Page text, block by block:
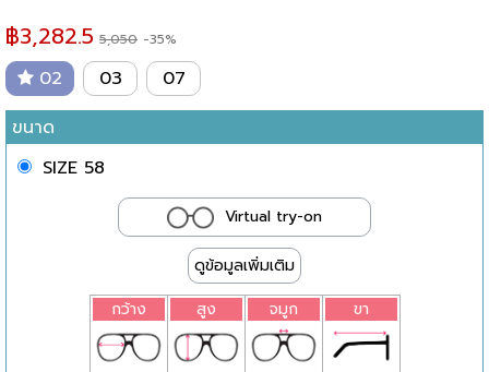
฿3,282.5 5,050 -35%
02 03
07
ขนาด
SIZE 58
Virtual try-on
ดูข้อมูลเพิ่มเติม
กว้าง
สูง จมูก ขา